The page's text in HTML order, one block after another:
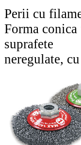
Perii cu
Forma
suprafete
neregulate,